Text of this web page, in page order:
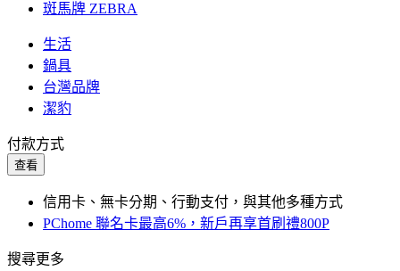
斑馬牌 ZEBRA
生活
鍋具
台灣品牌
潔豹
付款方式
查看
信用卡、無卡分期、行動支付，與其他多種方式
PChome 聯名卡最高6%，新戶再享首刷禮800P
搜尋更多